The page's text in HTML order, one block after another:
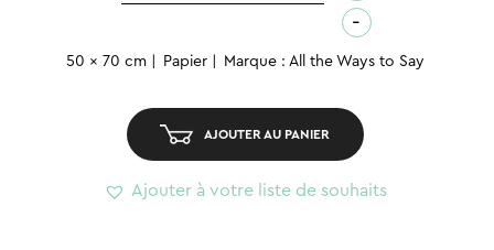
-
-
50 x 70 cm Papier Marque : All the Ways to Say
AJOUTER AU PANIER
Ajouter à votre liste de souhaits